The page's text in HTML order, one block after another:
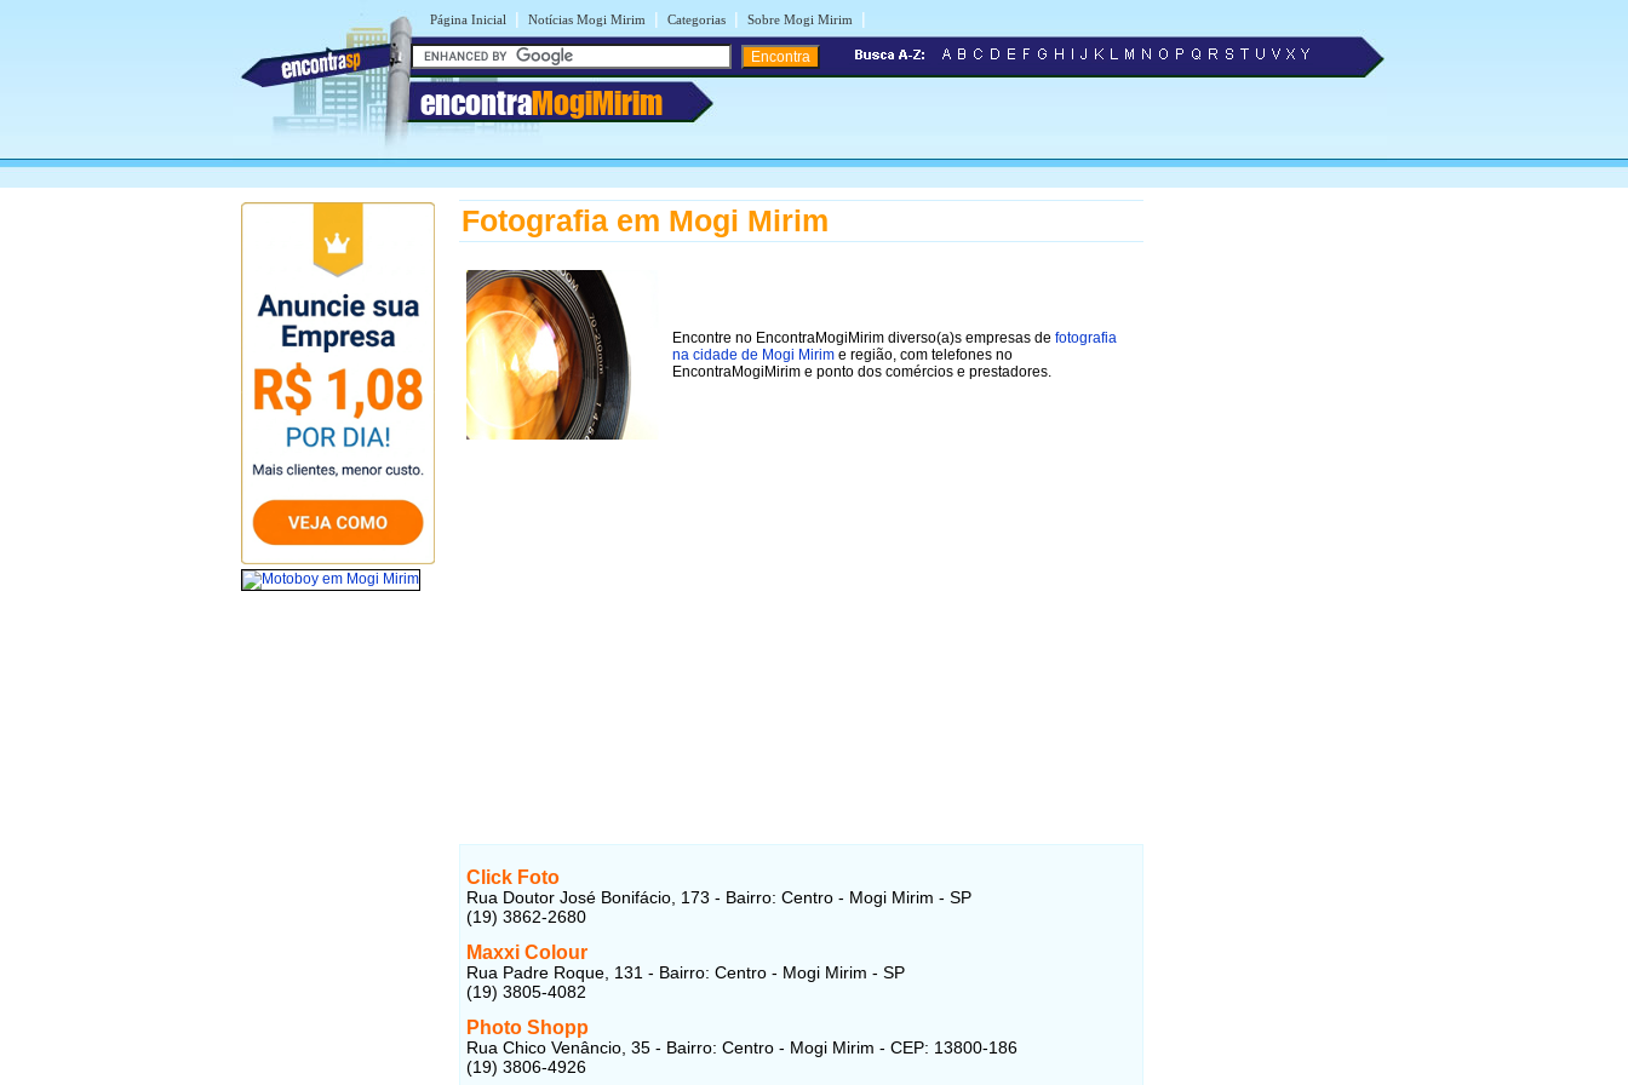
Página Inicial | Notícias Mogi Mirim | Categorias | Sobre Mogi Mirim |
encontraMogiMirim
Fotografia em Mogi Mirim
Encontre no EncontraMogiMirim diverso(a)s empresas de fotografia
na cidade de Mogi Mirim e região, com telefones no
EncontraMogiMirim e ponto dos comércios e prestadores.
Click Foto
Rua Doutor José Bonifácio, 173 - Bairro: Centro - Mogi Mirim - SP
(19) 3862-2680
Maxxi Colour
Rua Padre Roque, 131 - Bairro: Centro - Mogi Mirim - SP
(19) 3805-4082
Photo Shopp
Rua Chico Venâncio, 35 - Bairro: Centro - Mogi Mirim - CEP: 13800-186
(19) 3806-4926